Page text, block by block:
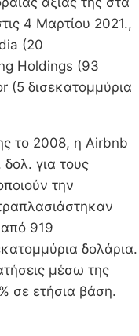
4 Μαρτίου 2021.,
(20
Holdings (93
(5 δισεκατομμύρια
το 2008, η Airbnb
δολ. για τους
την
919
δολάρια.
μέσω της
σε ετήσια βάση.